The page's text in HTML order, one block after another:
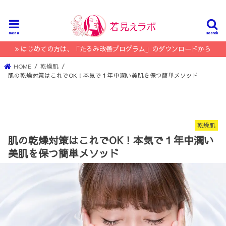
search
menu
はじめての方は、「たるみ改善プログラム」のダウンロードから
HOME
乾燥肌
肌の乾燥対策はこれでOK！本気で１年中潤い美肌を保つ簡単メソッド
乾燥肌
肌の乾燥対策はこれでOK！本気で１年中潤い
美肌を保つ簡単メソッド